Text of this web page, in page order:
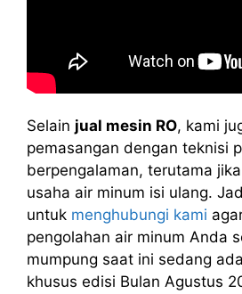
Selain jual mesin RO, kami
pemasangan dengan teknisi
berpengalaman, terutama
usaha air minum isi ulang.
untuk menghubungi kami
pengolahan air minum Anda
mumpung saat ini sedang
khusus edisi Bulan Agustus